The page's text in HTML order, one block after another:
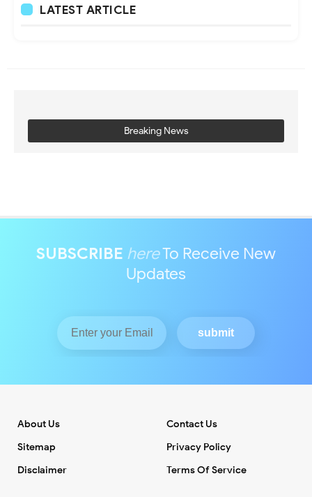
LATEST ARTICLE
Breaking News
SUBSCRIBE hereTo Receive New
Updates
About Us
Contact Us
Sitemap
Privacy Policy
Disclaimer
Terms Of Service